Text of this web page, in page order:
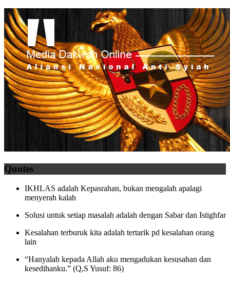
Quotes
IKHLAS adalah Kepasrahan, bukan mengalah apalagi
menyerah kalah
Solusi untuk setiap masalah adalah dengan Sabar dan Istighfar
Kesalahan terburuk kita adalah tertarik pd kesalahan orang
lain
“Hanyalah kepada Allah aku mengadukan kesusahan dan
kesedihanku.” (Q,S Yusuf: 86)